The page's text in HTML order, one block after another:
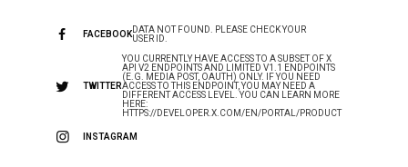
FACEBOOKDATA NOT FOUND. PLEASE CHECK YOUR
USER ID.
TWITTER
YOU CURRENTLY HAVE ACCESS TO A SUBSET OF X
API V2 ENDPOINTS AND LIMITED V1.1 ENDPOINTS
(E.G. MEDIA POST, OAUTH) ONLY. IF YOU NEED
ACCESS TO THIS ENDPOINT, YOU MAY NEED A
DIFFERENT ACCESS LEVEL. YOU CAN LEARN MORE
HERE:
HTTPS://DEVELOPER.X.COM/EN/PORTAL/PRODUCT
INSTAGRAM